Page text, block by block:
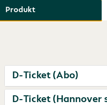
Produkt
D-Ticket (Abo)
D-Ticket (Hannover